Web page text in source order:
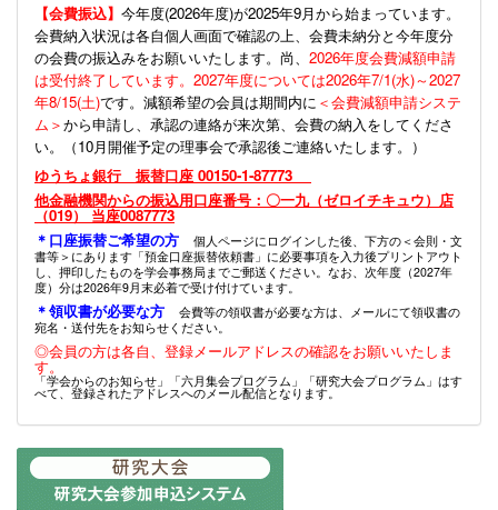
【会費振込】 今年度(2026年度)が2025年9月から始まっています。
会費納入状況は各自個人画面で確認の上、会費未納分と今年度分
の会費の振込みをお願いいたします。尚、 2026年度会費減額申請
は受付終了しています。2027年度については2026年7/1(水)～2027
年8/15(土)です。減額希望の会員は期間内に ＜会費減額申請システ
ム＞から申請し、承認の連絡が来次第、会費の納入をしてくださ
い。（10月開催予定の理事会で承認後ご連絡いたします。）
ゆうちょ銀行 振替口座 00150-1-87773
他金融機関からの振込用口座番号：〇一九（ゼロイチキュウ）店
（019） 当座0087773
＊口座振替ご希望の方
個人ページにログインした後、下方の＜会則・文
書等＞にあります「預金口座振替依頼書」に必要事項を入力後プリントアウト
し、押印したものを学会事務局までご郵送ください。なお、次年度（2027年
度）分は2026年9月末必着で受け付けています。
＊領収書が必要な方
会費等の領収書が必要な方は、メールにて領収書の
宛名・送付先をお知らせください。
◎会員の方は各自、登録メールアドレスの確認をお願いいたしま
す。
「学会からのお知らせ」「六月集会プログラム」「研究大会プログラム」はす
べて、登録されたアドレスへのメール配信となります。